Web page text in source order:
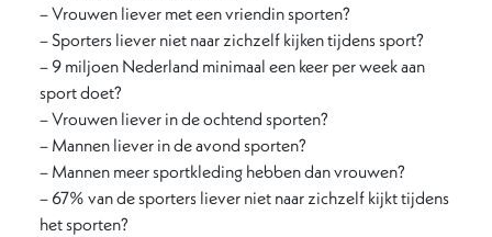
– Vrouwen liever met een vriendin sporten?
– Sporters liever niet naar zichzelf kijken tijdens sport?
– 9 miljoen Nederland minimaal een keer per week aan
sport doet?
– Vrouwen liever in de ochtend sporten?
– Mannen liever in de avond sporten?
– Mannen meer sportkleding hebben dan vrouwen?
– 67% van de sporters liever niet naar zichzelf kijkt tijdens
het sporten?